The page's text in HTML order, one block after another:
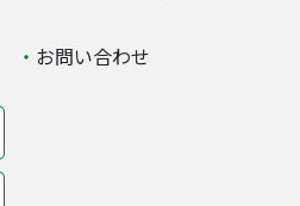
お問い合わせ